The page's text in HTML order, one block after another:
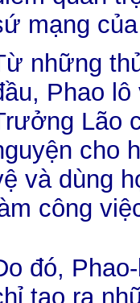
mạng
những
Phao
Lão
cho
và dùng
công
đó,
tạo ra